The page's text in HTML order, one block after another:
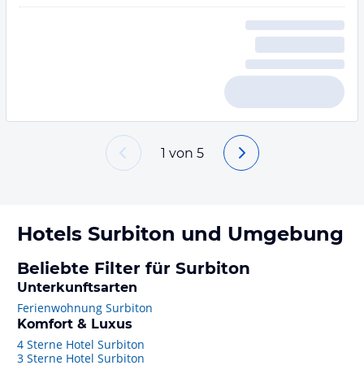
1 von 5
Hotels Surbiton und Umgebung
Beliebte Filter für Surbiton
Unterkunftsarten
Ferienwohnung Surbiton
Komfort & Luxus
4 Sterne Hotel Surbiton
3 Sterne Hotel Surbiton